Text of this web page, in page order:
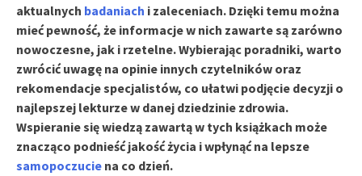
aktualnych badaniach i zaleceniach. Dzięki temu można
mieć pewność, że informacje w nich zawarte są zarówno
nowoczesne, jak i rzetelne. Wybierając poradniki, warto
zwrócić uwagę na opinie innych czytelników oraz
rekomendacje specjalistów, co ułatwi podjęcie decyzji o
najlepszej lekturze w danej dziedzinie zdrowia.
Wspieranie się wiedzą zawartą w tych książkach może
znacząco podnieść jakość życia i wpłynąć na lepsze
samopoczucie na co dzień.